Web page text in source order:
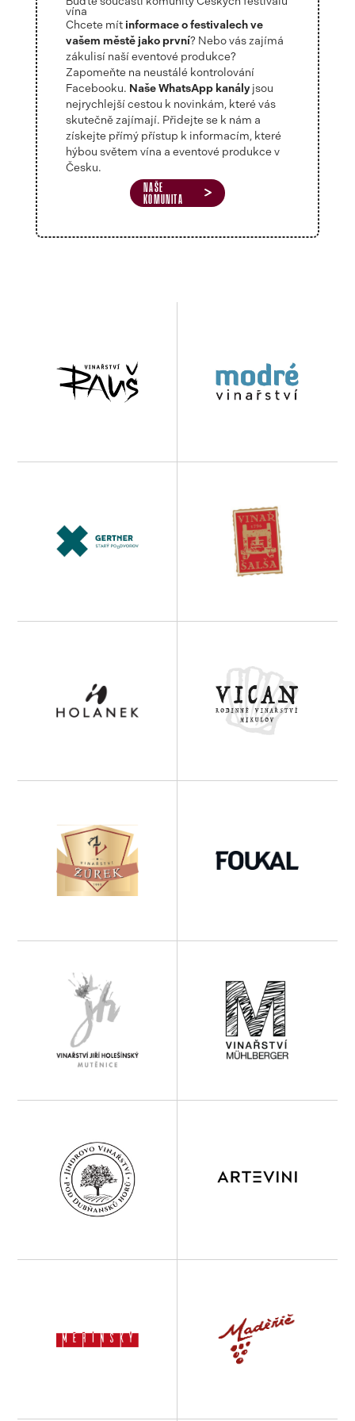
vína
Chcete mít informace o festivalech ve
vašem městě jako první? Nebo vás zajímá
zákulisí naší eventové produkce?
Zapomeňte na neustálé kontrolování
Facebooku. Naše WhatsApp kanályjsou
nejrychlejší cestou k novinkám, které vás
skutečně zajímají. Přidejte se k nám a
získejte přímý přístup k informacím, které
hýbou světem vína a eventové produkce v
Česku.
NAŠE
KOMUNITA